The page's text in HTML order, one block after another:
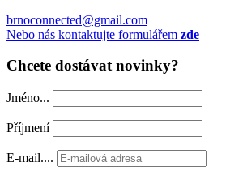
brnoconnected@gmail.com
Nebo nás kontaktujte formulářem zde
Chcete dostávat novinky?
Jméno...
Příjmení
E-mail....